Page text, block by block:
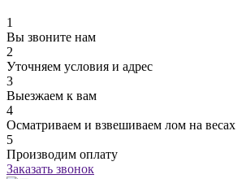
1
Вы звоните нам
2
Уточняем условия и адрес
3
Выезжаем к вам
4
Осматриваем и взвешиваем лом на весах
5
Производим оплату
Заказать звонок